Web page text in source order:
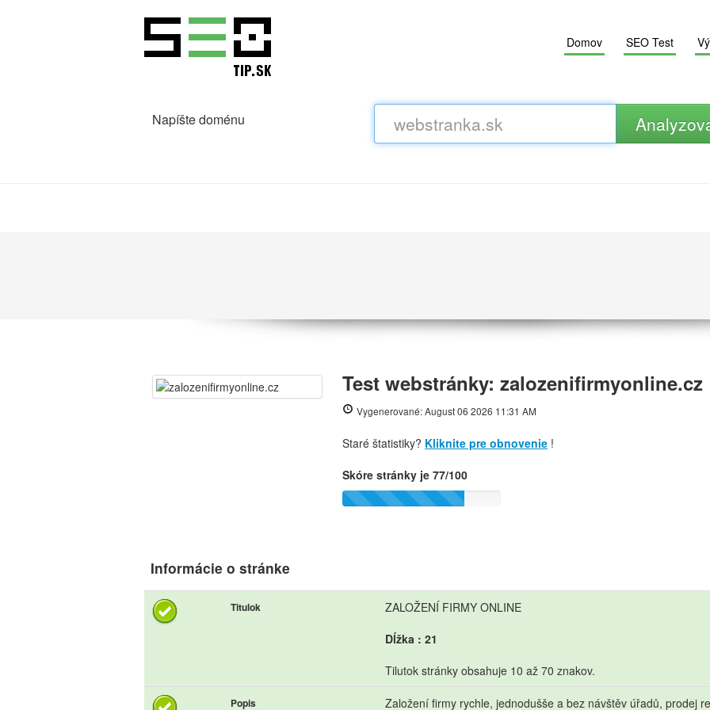
Domov SEO Test
Napíšte doménu
Test webstránky: zalozenifirmyonline.cz
Vygenerované: August 06 2026 11:31 AM
Staré štatistiky? Kliknite pre obnovenie !
Skóre stránky je 77/100
Informácie o stránke
Titulok
ZALOŽENÍ FIRMY ONLINE
Dĺžka : 21
Tilutok stránky obsahuje 10 až 70 znakov.
Popis
Založení firmy rychle, jednodušše a bez návštěv úřadů, prodej